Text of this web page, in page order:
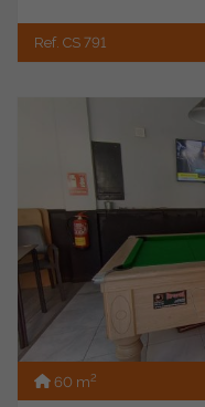
Ref. CS 791
60 m2